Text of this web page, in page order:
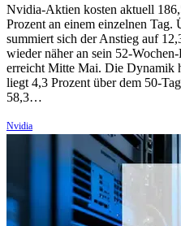
Nvidia-Aktien kosten aktuell
Prozent an einem einzelnen Tag.
summiert sich der Anstieg auf
wieder näher an sein 52-
erreicht Mitte Mai. Die Dynamik
liegt 4,3 Prozent über dem 50-
58,3…
Nvidia